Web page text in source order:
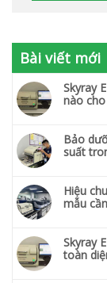
Bài viết mới
Skyray
nào cho
Bảo
suất
Hiệu
mẫu
Skyray
toàn